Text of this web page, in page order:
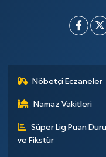
Nöbetçi Eczaneler
Namaz Vakitleri
Süper Lig Puan
ve Fikstür